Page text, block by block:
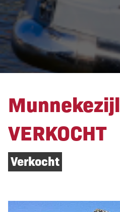
Munnekezijl
VERKOCHT
Verkocht